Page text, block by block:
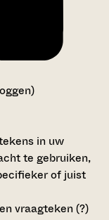
in uw
te gebruiken,
of juist
vraagteken (?)